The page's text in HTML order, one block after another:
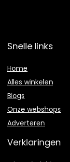
Snelle links
Home
Alles winkelen
Blogs
Onze webshops
Adverteren
Verklaringen